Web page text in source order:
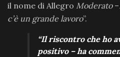
il nome di Allegro Moderato –
c’è un grande lavoro”.
“Il riscontro che ho
positivo – ha